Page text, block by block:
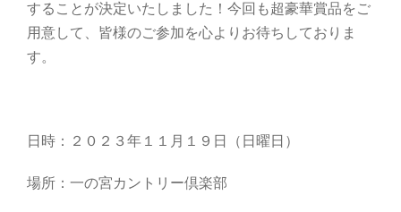
することが決定いたしました！今回も超豪華賞品をご
用意して、皆様のご参加を心よりお待ちしておりま
す。
日時：２０２３年１１月１９日（日曜日）
場所：一の宮カントリー倶楽部